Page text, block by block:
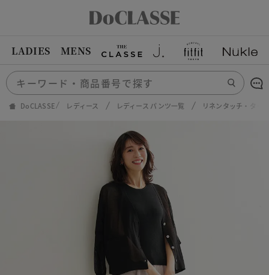
LADIES MENS
DoCLASSE レディース レディース パンツ一覧 リネンタッチ・タッ